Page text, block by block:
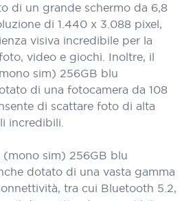
di un grande schermo da 6,8
di 1.440 x 3.088 pixel,
visiva incredibile per la
video e giochi. Inoltre, il
sim) 256GB blu
di una fotocamera da 108
di scattare foto di alta
incredibili.
(mono sim) 256GB blu
dotato di una vasta gamma
tra cui Bluetooth 5.2,